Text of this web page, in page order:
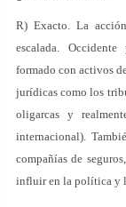
R) Exacto. La
escalada.
formado con activos
jurídicas como los
oligarcas y
internacional).
compañías de
influir en la política y